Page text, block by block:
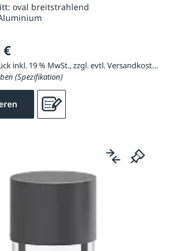
oval breitstrahlend
€
2.176,51 € / Stück inkl. 19 % MwSt., zzgl. evtl. Versandkosten
(Spezifikation)